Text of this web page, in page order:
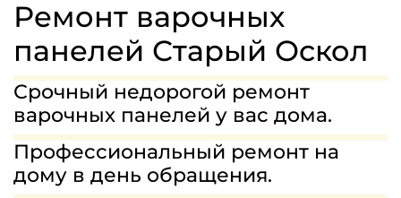
МАСТЕРА
ГАРАНТИИ
СТОИМОСТЬ
ОТЗЫВЫ
8(963)454-68-75
Ремонт варочных
панелей Старый Оскол
Срочный недорогой ремонт
варочных панелей у вас дома.
Профессиональный ремонт на
дому в день обращения.